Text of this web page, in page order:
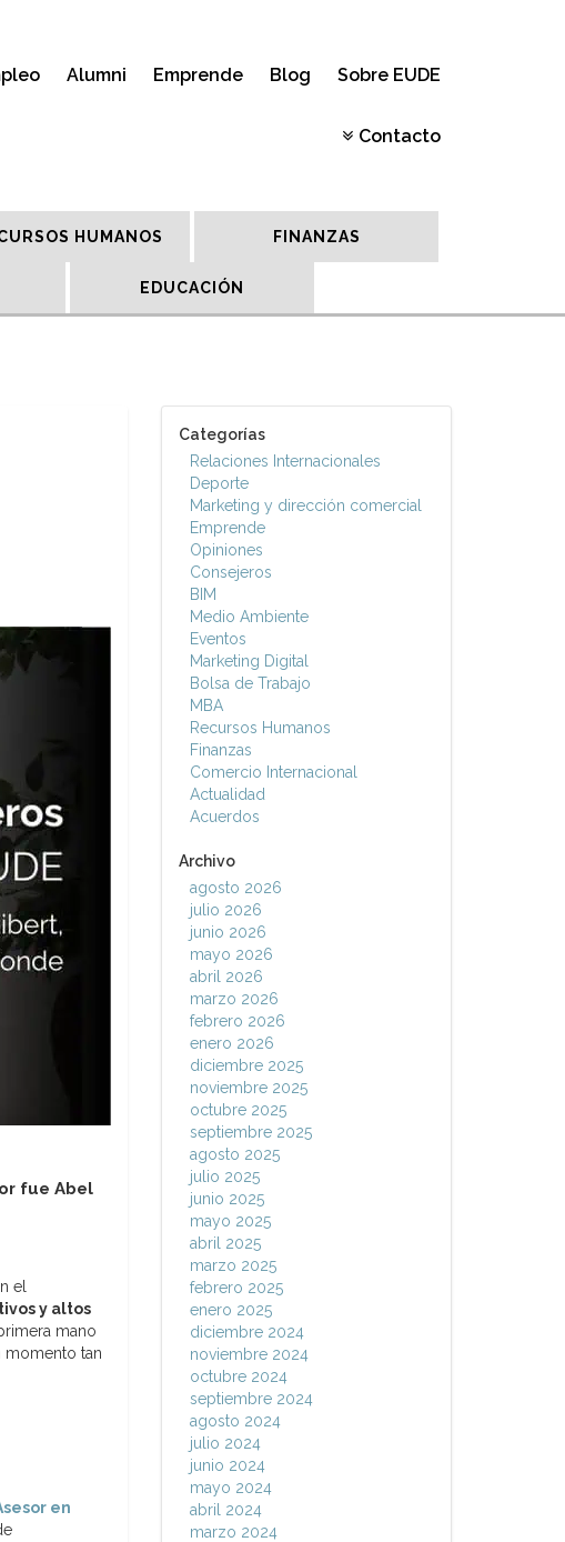
Alumni Emprende Blog Sobre EUDE
Contacto
HUMANOS FINANZAS
EDUCACIÓN
fue Abel
el
y altos
mano
momento tan
en
Categorías
Relaciones Internacionales
Deporte
Marketing y dirección comercial
Emprende
Opiniones
Consejeros
BIM
Medio Ambiente
Eventos
Marketing Digital
Bolsa de Trabajo
MBA
Recursos Humanos
Finanzas
Comercio Internacional
Actualidad
Acuerdos
Archivo
agosto 2026
julio 2026
junio 2026
mayo 2026
abril 2026
marzo 2026
febrero 2026
enero 2026
diciembre 2025
noviembre 2025
octubre 2025
septiembre 2025
agosto 2025
julio 2025
junio 2025
mayo 2025
abril 2025
marzo 2025
febrero 2025
enero 2025
diciembre 2024
noviembre 2024
octubre 2024
septiembre 2024
agosto 2024
julio 2024
junio 2024
mayo 2024
abril 2024
marzo 2024